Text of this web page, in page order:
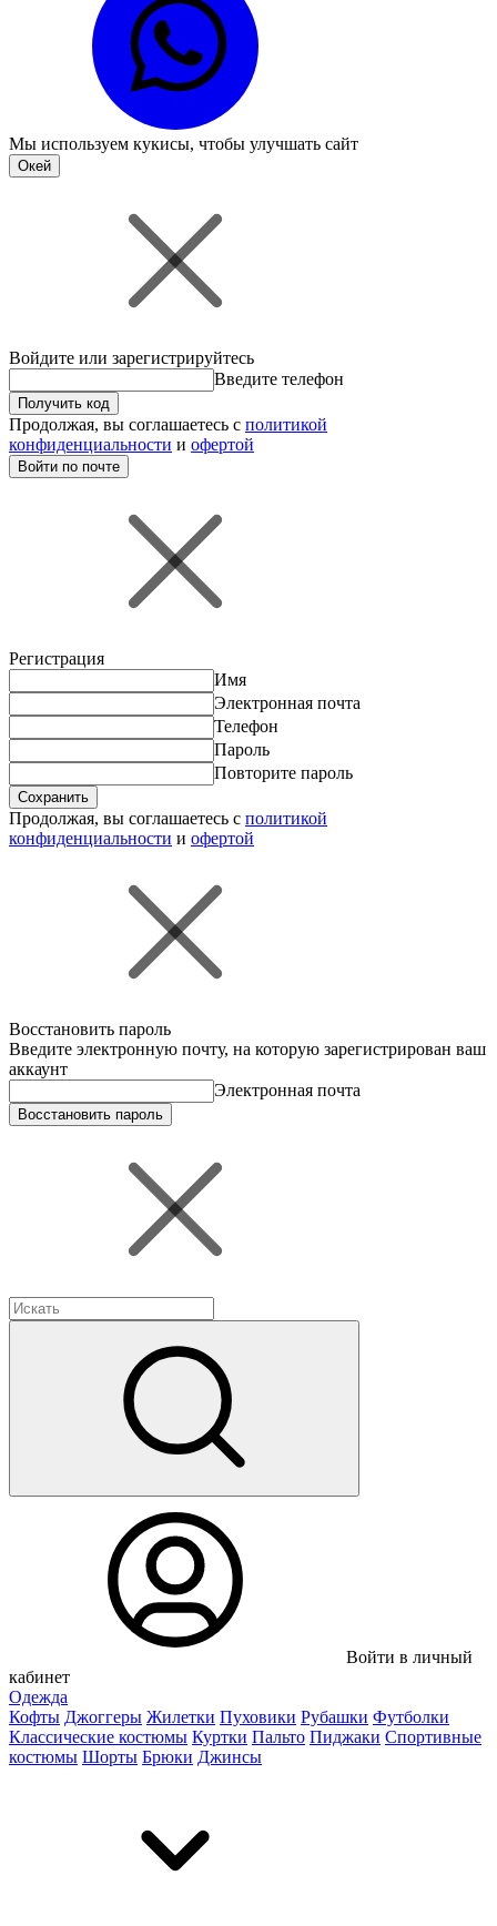
Мы используем кукисы, чтобы улучшать сайт
Окей
Войдите или зарегистрируйтесь
Введите телефон
Получить код
Продолжая, вы соглашаетесь с политикой
конфиденциальности и офертой
Войти по почте
Регистрация
Имя
Электронная почта
Телефон
Пароль
Повторите пароль
Сохранить
Продолжая, вы соглашаетесь с политикой
конфиденциальности и офертой
Восстановить пароль
Введите электронную почту, на которую зарегистрирован ваш
аккаунт
Электронная почта
Восстановить пароль
Войти в личный
кабинет
Одежда
Кофты Джоггеры Жилетки Пуховики Рубашки Футболки
Классические костюмы Куртки Пальто Пиджаки Спортивные
костюмы Шорты Брюки Джинсы